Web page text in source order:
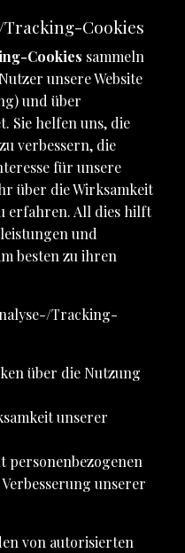
Tracking-Cookies
Cookies sammeln
unsere Website
und über
Sie helfen uns, die
verbessern, die
für unsere
über die Wirksamkeit
erfahren. All dies hilft
und
besten zu ihren
Tracking-
über die Nutzung
unserer
personenbezogenen
unserer
von autorisierten